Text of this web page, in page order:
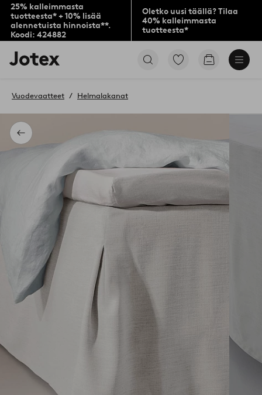
25% kalleimmasta
tuotteesta* + 10% lisää
alennetuista hinnoista**.
Koodi: 424882
Oletko uusi täällä? Tilaa
40% kalleimmasta
tuotteesta*
Jotex-
logo
aloitussivulle
Siirry
Siirry
Takaisin
Vuodevaatteet Helmalakanat